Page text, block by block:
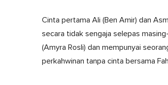
Cinta pertama Ali (Ben Amir) dan
secara tidak sengaja selepas
(Amyra Rosli) dan mempunyai
perkahwinan tanpa cinta bersama